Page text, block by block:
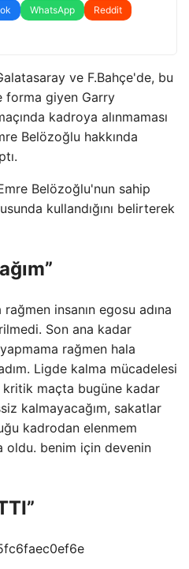
WhatsApp
Reddit
ve F.Bahçe'de, bu
forma giyen Garry
kadroya alınmaması
Belözoğlu hakkında
Belözoğlu'nun sahip
kullandığını belirterek
insanın egosu adına
Son ana kadar
rağmen hala
Ligde kalma mücadelesi
maçta bugüne kadar
kalmayacağım, sakatlar
kadrodan elenmem
oldu. benim için devenin